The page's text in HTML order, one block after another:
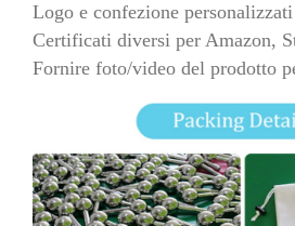
Logo e confezione
Certificati diversi per Amazon,
Fornire foto/video del prodotto